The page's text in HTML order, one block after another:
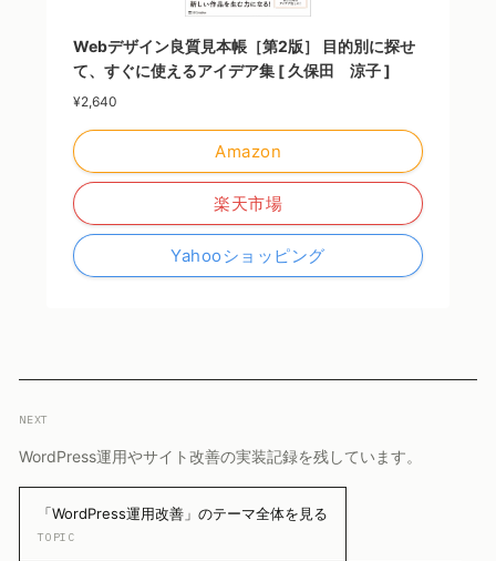
Webデザイン良質見本帳［第2版］ 目的別に探せ
て、すぐに使えるアイデア集 [ 久保田 涼子 ]
¥2,640
Amazon
楽天市場
Yahooショッピング
NEXT
WordPress運用やサイト改善の実装記録を残しています。
「WordPress運用改善」のテーマ全体を見る
TOPIC